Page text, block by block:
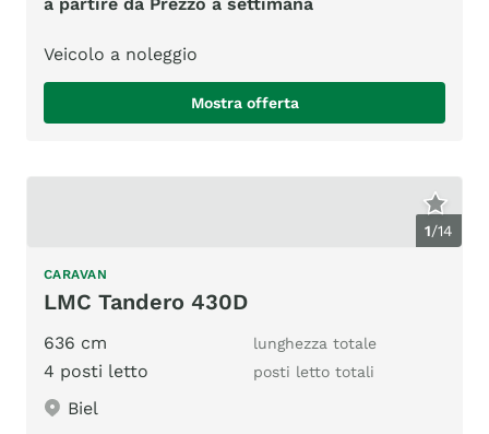
a partire da Prezzo a settimana
Veicolo a noleggio
Mostra offerta
1/14
CARAVAN
LMC Tandero 430D
636 cm lunghezza totale
4 posti letto posti letto totali
Biel